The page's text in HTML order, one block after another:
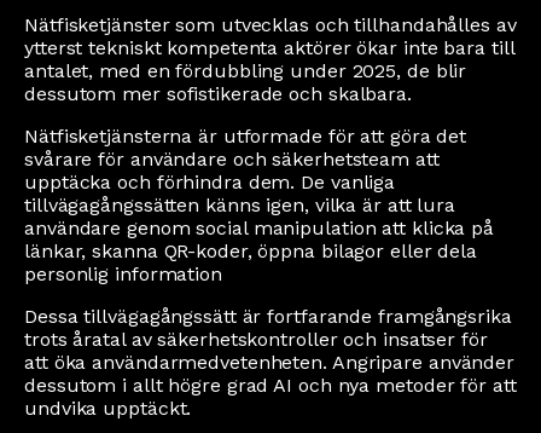
Nätfisketjänster som utvecklas och tillhandahålles av
ytterst tekniskt kompetenta aktörer ökar inte bara till
antalet, med en fördubbling under 2025, de blir
dessutom mer sofistikerade och skalbara.
Nätfisketjänsterna är utformade för att göra det
svårare för användare och säkerhetsteam att
upptäcka och förhindra dem. De vanliga
tillvägagångssätten känns igen, vilka är att lura
användare genom social manipulation att klicka på
länkar, skanna QR-koder, öppna bilagor eller dela
personlig information
Dessa tillvägagångssätt är fortfarande framgångsrika
trots åratal av säkerhetskontroller och insatser för
att öka användarmedvetenheten. Angripare använder
dessutom i allt högre grad AI och nya metoder för att
undvika upptäckt.